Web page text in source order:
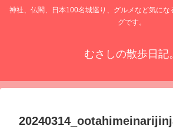
神社、仏閣、日本100名城巡り、グルメなど気にな
グです。
むさしの散歩日記。